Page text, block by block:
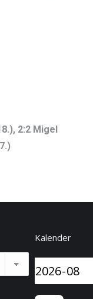
2:2 Migel
Kalender